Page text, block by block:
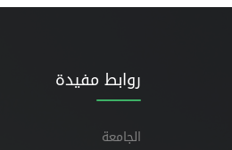
روابط مفيدة
الجامعة